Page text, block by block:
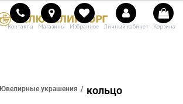
Контакты Магазины Избранное Личный кабинет Корзина
Ювелирные украшения кольцо